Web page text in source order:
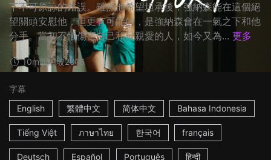
下不可原諒的錯誤。雖然他希望坦承後，強納森能在這個絕
望關頭安慰他，但更有可能的，是強納森會在一氣之下和他
分手。當初不怕傷害自己和最親愛的人，如今又為... 更多
10m新加坡2016
字幕
English
繁體中文 简体中文 Bahasa Indonesia
Tiếng Việt ภาษาไทย 한국어 français
Deutsch Español Português हिन्दी